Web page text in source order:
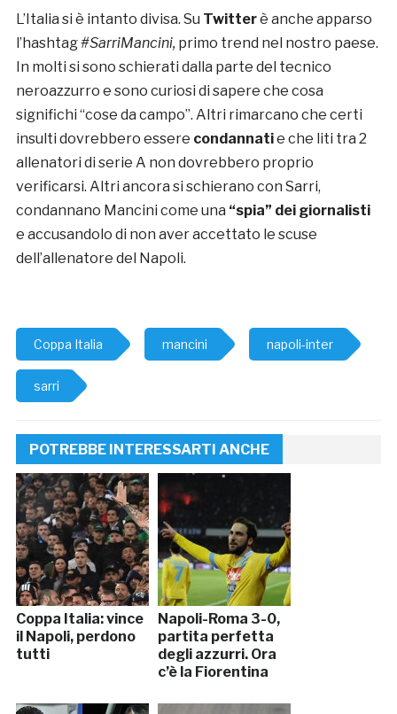
L’Italia si è intanto divisa. Su Twitterè anche apparso
l’hashtag#SarriMancini, primo trend nel nostro paese.
In molti si sono schierati dalla parte del tecnico
neroazzurro e sono curiosi di sapere che cosa
significhi “cose da campo”. Altri rimarcano che certi
insulti dovrebbero essere condannatie che liti tra 2
allenatori di serie A non dovrebbero proprio
verificarsi. Altri ancora si schierano con Sarri,
condannano Mancini come una “spia” dei giornalisti
e accusandolo di non aver accettato le scuse
dell’allenatore del Napoli.
Coppa Italia mancini napoli-inter
sarri
POTREBBE INTERESSARTI ANCHE
Coppa Italia: vince
il Napoli, perdono
tutti
Napoli-Roma 3-0,
partita perfetta
degli azzurri. Ora
c’è la Fiorentina